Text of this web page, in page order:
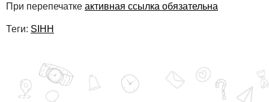
При перепечатке активная ссылка обязательна
Теги: SIHH